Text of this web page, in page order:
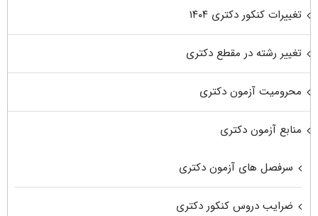
تغییرات کنکور دکتری ۱۴۰۴
تغییر رشته در مقطع دکتری
محرومیت آزمون دکتری
منابع آزمون دکتری
سرفصل های آزمون دکتری
ضرایب دروس کنکور دکتری